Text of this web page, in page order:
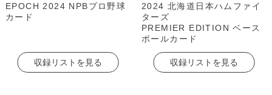
EPOCH 2024 NPBプロ野球
カード
収録リストを見る
2024 北海道日本ハムファイ
ターズ
PREMIER EDITION ベース
ボールカード
収録リストを見る